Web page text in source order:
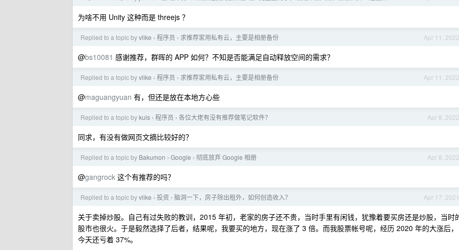
为啥不用 Unity 这种而是 threejs ？
Apr 11, 2022
Replied to a topic byvlike › 程序员 › 求推荐家用私有云，主要是相册备份
@bs10081 感谢推荐，群晖的 APP 如何？不知是否能满足自动释放空间的需求？
Apr 11, 2022
Replied to a topic byvlike › 程序员 › 求推荐家用私有云，主要是相册备份
@maguangyuan 有，但还是放在本地方心些
Apr 8, 2022
Replied to a topic bykuls › 程序员 › 各位大佬有没有推荐做笔记软件？
同求，有没有做网页文摘比较好的？
Apr 8, 2022
Replied to a topic by Bakumon › Google › 彻底放弃 Google 相册
@gangrock 这个有推荐的吗？
Apr 17, 2021
Replied to a topic byvlike › 投资 › 脑洞一下，房子除出租外，如何创造收入？
关于卖掉炒股。自己有过失败的教训，2015 年初，老家的房子还不贵，当时手里有闲钱，犹豫着要买房还是炒股，当时
股市也很火。于是毅然选择了后者，结果呢，我要买的地方，现在涨了 3 倍。而我股票帐号呢，经历 2020 年的大涨后，
今天还亏着 37%。